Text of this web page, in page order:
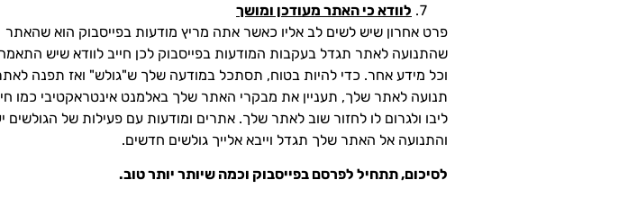
לוודא כי האתר מעודכן ומושך
פרט אחרון שיש לשים לב אליו כאשר אתה מריץ מודעות בפייסבוק הוא
שהתנועה לאתר תגדל בעקבות המודעות בפייסבוק לכן חייב לוודא שיש
וכל מידע אחר. כדי להיות בטוח, תסתכל במודעה שלך ש"גולש" ואז תפנה
תנועה לאתר שלך, תעניין את מבקרי האתר שלך באלמנט אינטראקטיבי כמו
ליבו ולגרום לו לחזור שוב לאתר שלך. אתרים ומודעות עם פעילות של
והתנועה אל האתר שלך תגדל וייבא אלייך גולשים חדשים.
לסיכום, תתחיל לפרסם בפייסבוק וכמה שיותר יותר טוב.